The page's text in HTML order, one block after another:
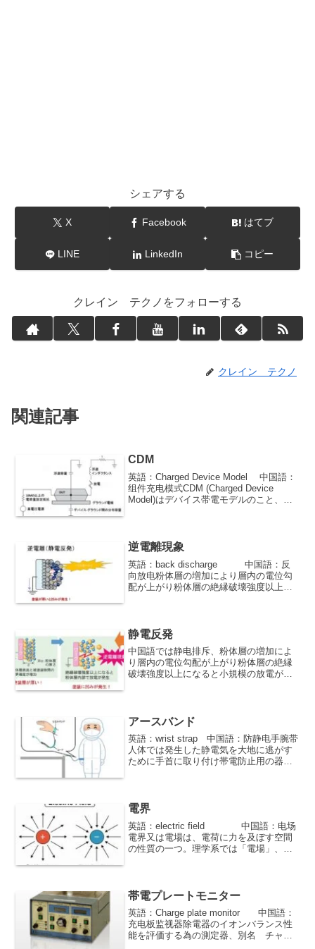
シェアする
X Facebook はてブ
LINE LinkedIn コピー
クレイン テクノをフォローする
クレイン テクノ
関連記事
CDM
英語：Charged Device Model 中国語：
组件充电模式CDM (Charged Device
Model)はデバイス帯電モデルのこと、半
電気破壊が起こるモデル。
逆電離現象
英語：back discharge 中国語：反
向放电粉体層の増加により層内の電位勾
配が上がり粉体層の絶縁破壊強度以上に
静電反発
中国語では静电排斥、粉体層の増加によ
り層内の電位勾配が上がり粉体層の絶縁
破壊強度以上になると小規模の放電が始
アースバンド
英語：wrist strap 中国語：防静电手腕带
人体では発生した静電気を大地に逃がす
ために手首に取り付け帯電防止用の器
電界
英語：electric field 中国語：电场
電界又は電場は、電荷に力を及ぼす空間
の性質の一つ。理学系では「電場」、工
変化しない電場を静電場または静電界と
よぶ。
帯電プレートモニター
英語：Charge plate monitor 中国語：
充电板监视器除電器のイオンバランス性
能を評価する為の測定器、別名 チャー